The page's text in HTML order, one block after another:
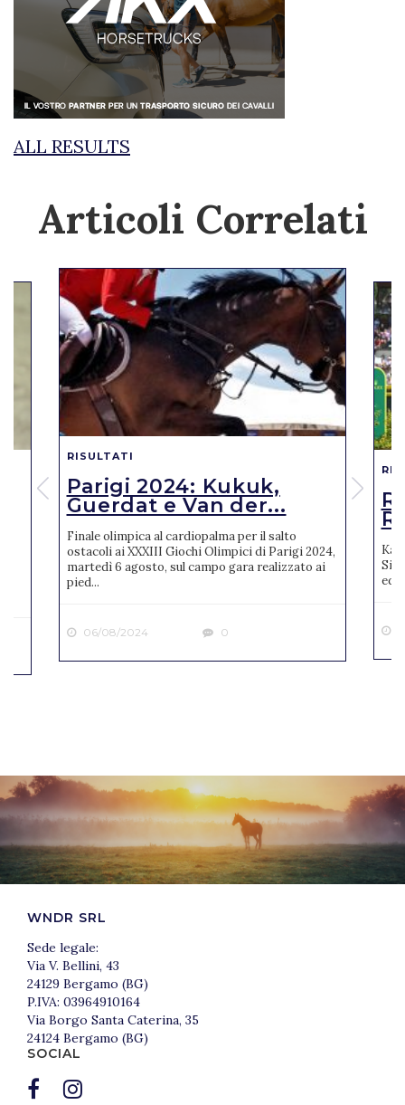
ALL RESULTS
Articoli Correlati
RISULTATI
Parigi 2024: Kukuk,
Guerdat e Van der...
Finale olimpica al cardiopalma per il salto
ostacoli ai XXXIII Giochi Olimpici di Parigi 2024,
martedì 6 agosto, sul campo gara realizzato ai
pied...
06/08/2024 0
WNDR SRL
Sede legale:
Via V. Bellini, 43
24129 Bergamo (BG)
P.IVA: 03964910164
Via Borgo Santa Caterina, 35
24124 Bergamo (BG)
SOCIAL